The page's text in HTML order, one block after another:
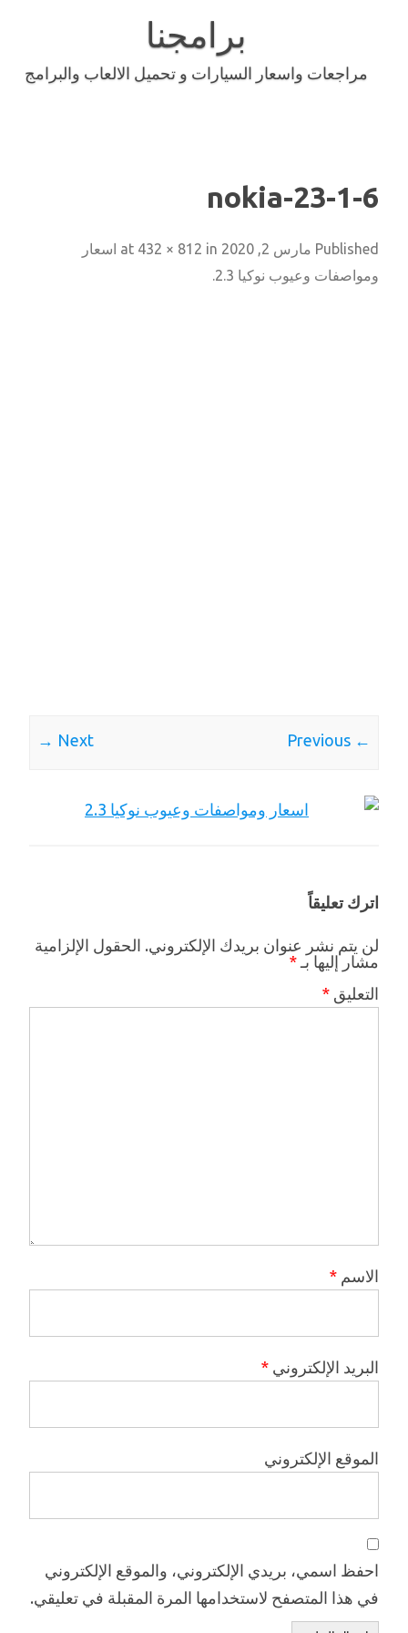
برامجنا
مراجعات واسعار السيارات و تحميل الالعاب والبرامج
nokia-23-1-6
Published مارس 2, 2020 432 × 812 in
اسعار
ومواصفات وعيوب نوكيا 2.3
.
← Previous
Next →
اترك تعليقاً
لن يتم نشر عنوان بريدك الإلكتروني. الحقول الإلزامية
مشار إليها بـ *
التعليق *
الاسم *
البريد الإلكتروني *
الموقع الإلكتروني
احفظ اسمي، بريدي الإلكتروني، والموقع الإلكتروني
في هذا المتصفح لاستخدامها المرة المقبلة في تعليقي.